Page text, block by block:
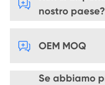

nostro paese?
 OEM MOQ
Se abbiamo